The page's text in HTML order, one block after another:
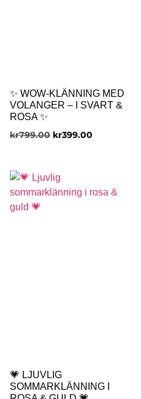
✨ WOW-KLÄNNING MED
VOLANGER – I SVART &
ROSA ✨
kr799.00 kr399.00
💗 LJUVLIG
SOMMARKLÄNNING I